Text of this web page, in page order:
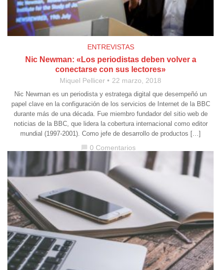
ENTREVISTAS
Nic Newman: «Los periodistas deben volver a
conectarse con sus lectores»
Miquel Pellicer 22 marzo, 2018
Nic Newman es un periodista y estratega digital que desempeñó un
papel clave en la configuración de los servicios de Internet de la BBC
durante más de una década. Fue miembro fundador del sitio web de
noticias de la BBC, que lidera la cobertura internacional como editor
mundial (1997-2001). Como jefe de desarrollo de productos […]
chat_bubble 0 Comentarios